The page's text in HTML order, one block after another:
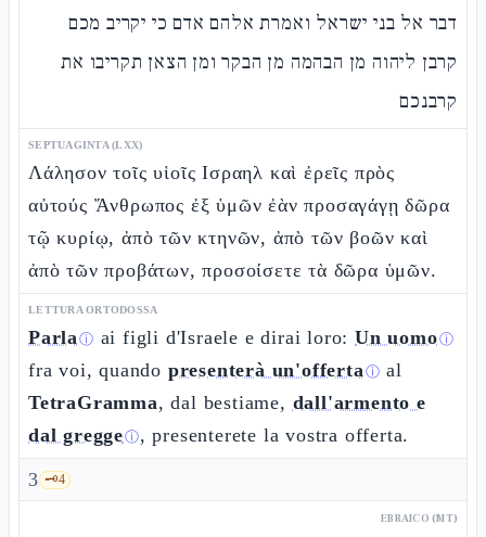
דבר אל בני ישראל ואמרת אלהם אדם כי יקריב מכם
קרבן ליהוה מן הבהמה מן הבקר ומן הצאן תקריבו את
קרבנכם
SEPTUAGINTA (LXX)
Λάλησον τοῖς υἱοῖς Ισραηλ καὶ ἐρεῖς πρὸς
αὐτούς Ἄνθρωπος ἐξ ὑμῶν ἐὰν προσαγάγῃ δῶρα
τῷ κυρίῳ, ἀπὸ τῶν κτηνῶν, ἀπὸ τῶν βοῶν καὶ
ἀπὸ τῶν προβάτων, προσοίσετε τὰ δῶρα ὑμῶν.
LETTURA ORTODOSSA
Parlaⓘ ai figli d'Israele e dirai loro:Un uomoⓘ
fra voi, quando presenterà un'offertaⓘ al
TetraGramma, dal bestiame, dall'armento e
dal greggeⓘ, presenterete la vostra offerta.
3 🗝️4
EBRAICO (MT)